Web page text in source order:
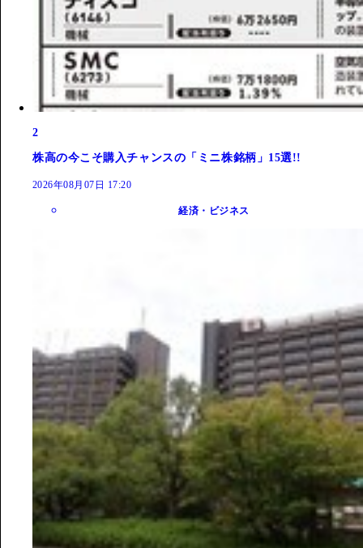
2
株高の今こそ購入チャンスの「ミニ株銘柄」15選!!
2026年08月07日 17:20
経済・ビジネス